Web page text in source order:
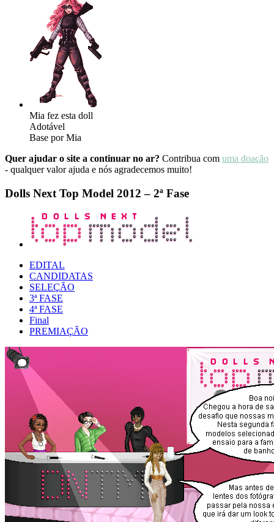
Mia fez esta doll
Adotável
Base por Mia
Quer ajudar o site a continuar no ar? Contribua com uma doação
- qualquer valor ajuda e nós agradecemos muito!
Dolls Next Top Model 2012 – 2ª Fase
EDITAL
CANDIDATAS
SELEÇÃO
3ª FASE
4ª FASE
Final
PREMIAÇÃO